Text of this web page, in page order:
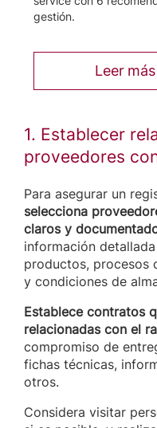
gestión.
Leer más
1. Establecer
proveedores
Para asegurar un
selecciona
claros y
información
productos, procesos
y condiciones de
Establece contratos
relacionadas con el
compromiso de
fichas técnicas,
otros.
Considera visitar